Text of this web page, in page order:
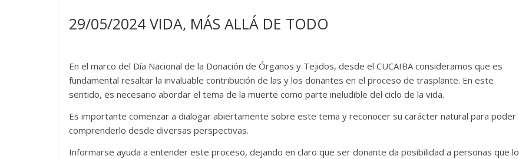
29/05/2024 VIDA, MÁS ALLÁ DE TODO
En el marco del Día Nacional de la Donación de Órganos y Tejidos, desde el CUCAIBA consideramos que es
fundamental resaltar la invaluable contribución de las y los donantes en el proceso de trasplante. En este
sentido, es necesario abordar el tema de la muerte como parte ineludible del ciclo de la vida.
Es importante comenzar a dialogar abiertamente sobre este tema y reconocer su carácter natural para poder
comprenderlo desde diversas perspectivas.
Informarse ayuda a entender este proceso, dejando en claro que ser donante da posibilidad a personas que lo